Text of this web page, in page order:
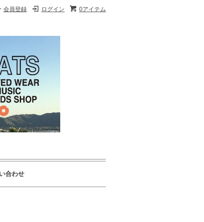
0アイテム
ログイン
会員登録
合わせ